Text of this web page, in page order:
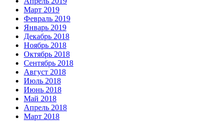
Март 2019
Февраль 2019
Январь 2019
Декабрь 2018
Ноябрь 2018
Октябрь 2018
Сентябрь 2018
Август 2018
Июль 2018
Июнь 2018
Май 2018
Апрель 2018
Март 2018